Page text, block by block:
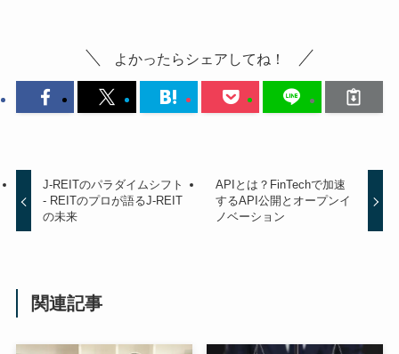
よかったらシェアしてね！
J-REITのパラダイムシフト
- REITのプロが語るJ-REIT
の未来
APIとは？FinTechで加速
するAPI公開とオープンイ
ノベーション
関連記事